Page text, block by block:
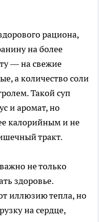
рациона,
на более
— на свежие
а количество соли
Такой суп
и аромат, но
калорийным и не
тракт.
не только
здоровье.
иллюзию тепла, но
на сердце,